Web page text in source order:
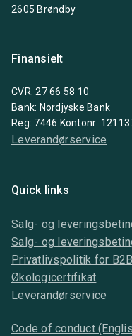
2605 Brøndby
Finansielt
CVR: 27 66 58 10
Bank: Nordjyske Bank
Reg: 7446 Kontonr:
Leverandørservice
Quick links
Salg- og
Salg- og
Privatlivspolitik for
Økologicertifikat
Leverandørservice
Code of conduct